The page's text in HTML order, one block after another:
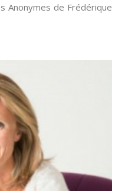
Anonymes de Frédérique